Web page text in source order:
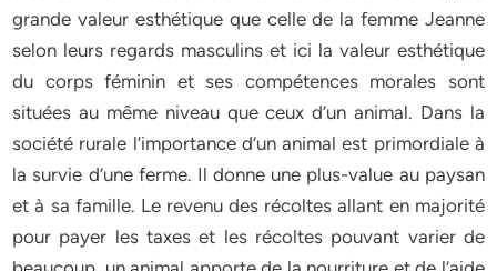
grande valeur esthétique que celle de la femme Jeanne
selon leurs regards masculins et ici la valeur esthétique
du corps féminin et ses compétences morales sont
situées au même niveau que ceux d’un animal. Dans la
société rurale l’importance d’un animal est primordiale à
la survie d’une ferme. Il donne une plus-value au paysan
et à sa famille. Le revenu des récoltes allant en majorité
pour payer les taxes et les récoltes pouvant varier de